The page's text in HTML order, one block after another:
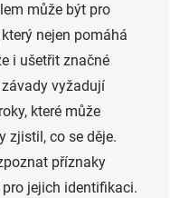
může být pro
nejen pomáhá
i ušetřit značné
vyžadují
které může
zjistil, co se děje.
příznaky
jejich identifikaci.